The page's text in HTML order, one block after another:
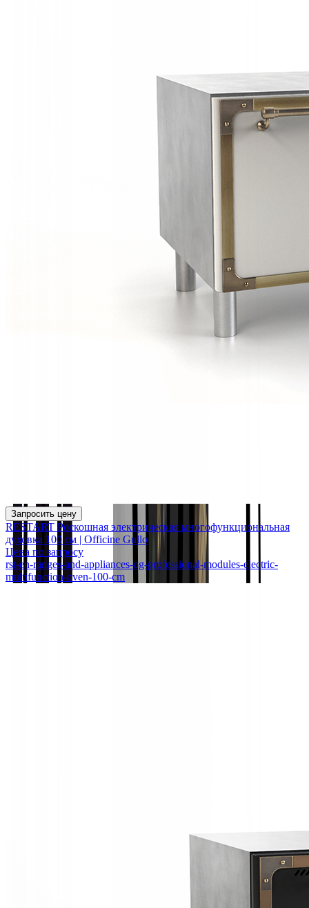
Запросить цену
RESTART Роскошная электрическая многофункциональная
духовка 100 см | Officine Gullo
Цена по запросу
rst-en-ranges-and-appliances-og-professional-modules-electric-
multifunction-oven-100-cm